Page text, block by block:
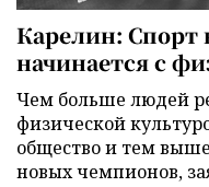
Карелин: Спорт
начинается с
Чем больше людей
физической
общество и тем
новых чемпионов,